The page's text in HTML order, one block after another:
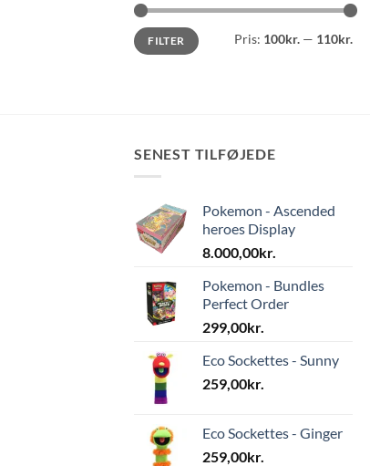
Mindste
pris
Højeste
prisFILTER Pris: 100kr. — 110kr.
SENEST TILFØJEDE
Pokemon - Ascended
heroes Display
8.000,00kr.
Pokemon - Bundles
Perfect Order
299,00kr.
Eco Sockettes - Sunny
259,00kr.
Eco Sockettes - Ginger
259,00kr.